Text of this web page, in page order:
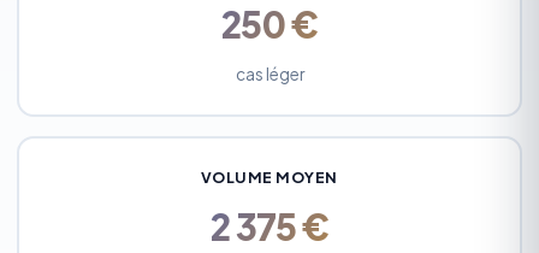
250 €
cas léger
VOLUME MOYEN
2 375 €